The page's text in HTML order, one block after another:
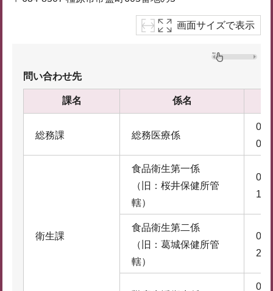
画面サイズで表示
問い合わせ先
課名 係名
総務課 総務医療係
0
衛生課
食品衛生第一係
（旧：桜井保健所管
轄）
1
食品衛生第二係
（旧：葛城保健所管
轄）
2